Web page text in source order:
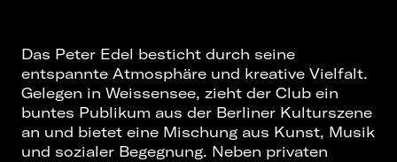
Das Peter Edel besticht durch seine
entspannte Atmosphäre und kreative Vielfalt.
Gelegen in Weissensee, zieht der Club ein
buntes Publikum aus der Berliner Kulturszene
an und bietet eine Mischung aus Kunst, Musik
und sozialer Begegnung. Neben privaten